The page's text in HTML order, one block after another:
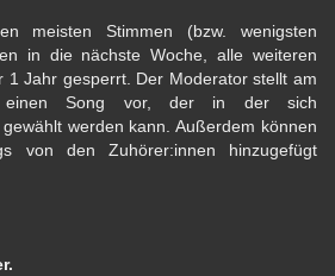
meisten Stimmen (bzw. wenigsten
in die nächste Woche, alle weiteren
1 Jahr gesperrt. Der Moderator stellt am
einen Song vor, der in der sich
werden kann. Außerdem können
von den Zuhörer:innen hinzugefügt